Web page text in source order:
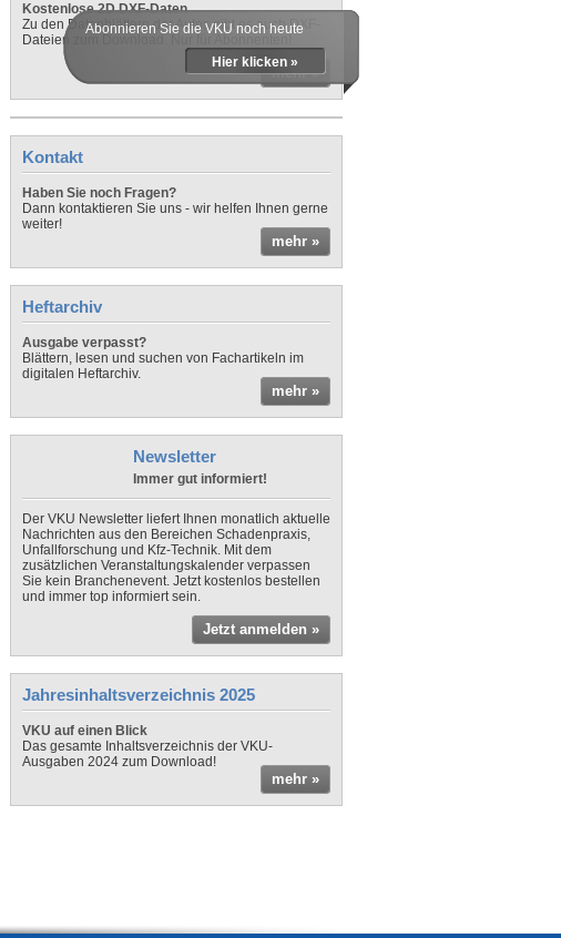
Kostenlose 2D DXF-Daten
Zu den Datenblättern der Autos gibt es auch DXF-
Dateien zum Download. Nur für Abonnenten!
mehr »
Abonnieren Sie die VKU noch heute
Hier klicken »
Kontakt
Haben Sie noch Fragen?
Dann kontaktieren Sie uns - wir helfen Ihnen gerne
weiter!
mehr »
Heftarchiv
Ausgabe verpasst?
Blättern, lesen und suchen von Fachartikeln im
digitalen Heftarchiv.
mehr »
Newsletter
Immer gut informiert!
Der VKU Newsletter liefert Ihnen monatlich aktuelle
Nachrichten aus den Bereichen Schadenpraxis,
Unfallforschung und Kfz-Technik. Mit dem
zusätzlichen Veranstaltungskalender verpassen
Sie kein Branchenevent. Jetzt kostenlos bestellen
und immer top informiert sein.
Jetzt anmelden »
Jahresinhaltsverzeichnis 2025
VKU auf einen Blick
Das gesamte Inhaltsverzeichnis der VKU-
Ausgaben 2024 zum Download!
mehr »